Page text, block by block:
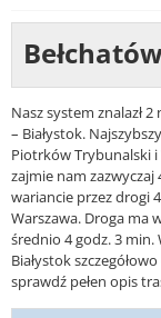
Nasz system znalazł
– Białystok.
Piotrków Trybunalski i
zajmie nam
wariancie przez drogi
Warszawa. Droga ma
średnio 4 godz. 3 min.
Białystok
sprawdź pełen opis